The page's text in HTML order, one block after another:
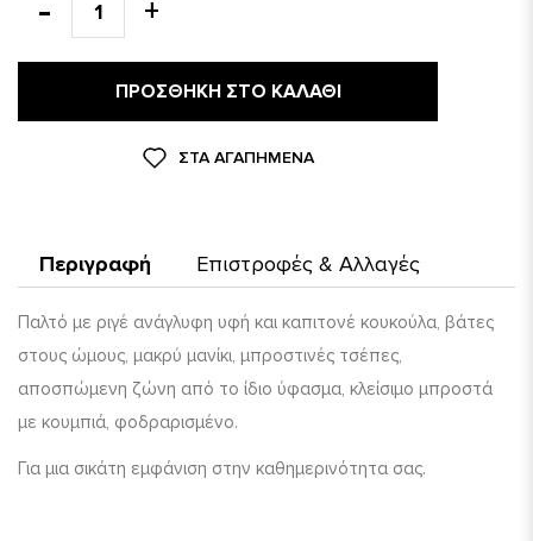
ΠΡΟΣΘΉΚΗ ΣΤΟ ΚΑΛΆΘΙ
ΣΤΑ ΑΓΑΠΗΜΈΝΑ
Περιγραφή Επιστροφές & Αλλαγές
Παλτό με ριγέ ανάγλυφη υφή και καπιτονέ κουκούλα, βάτες
στους ώμους, μακρύ μανίκι, μπροστινές τσέπες,
αποσπώμενη ζώνη από το ίδιο ύφασμα, κλείσιμο μπροστά
με κουμπιά, φοδραρισμένο.
Για μια σικάτη εμφάνιση στην καθημερινότητα σας.